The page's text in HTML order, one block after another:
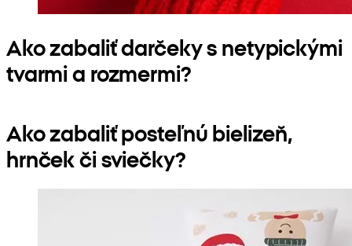
Ako zabaliť darčeky s netypickými
tvarmi a rozmermi?
Ako zabaliť posteľnú bielizeň,
hrnček či sviečky?